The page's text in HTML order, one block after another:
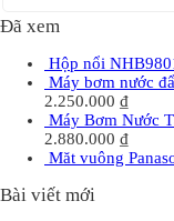
Đã xem
Hộp nổi
Máy bơm nước
2.250.000 ₫
Máy Bơm Nước
2.880.000 ₫
Măt vuông
Bài viết mới